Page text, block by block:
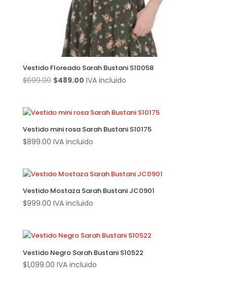
Vestido Floreado Sarah Bustani S10058
$699.00 El
era:
$699.00.
$489.00El
es:
$489.00.
IVA incluido
Vestido mini rosa Sarah Bustani S10175
$899.00 IVA incluido
Vestido Mostaza Sarah Bustani JC0901
$999.00 IVA incluido
Vestido Negro Sarah Bustani S10522
$1,099.00 IVA incluido